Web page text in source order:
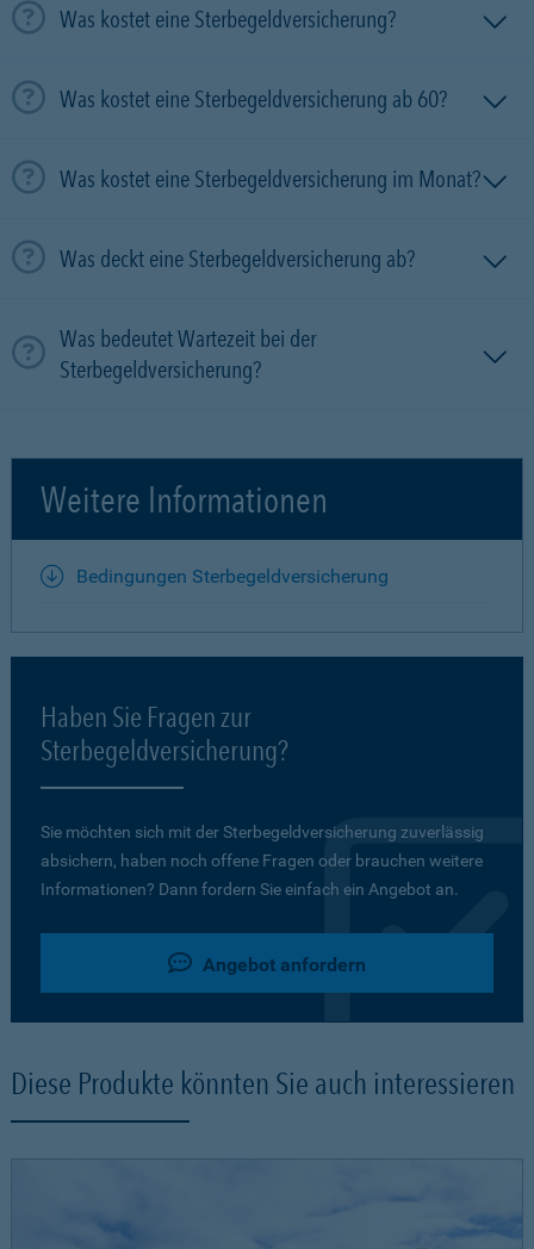
Was kostet eine Sterbegeldversicherung?
Was kostet eine Sterbegeldversicherung ab 60?
Was kostet eine Sterbegeldversicherung im Monat?
Was deckt eine Sterbegeldversicherung ab?
Was bedeutet Wartezeit bei der
Sterbegeldversicherung?
Weitere Informationen
Bedingungen Sterbegeldversicherung
Haben Sie Fragen zur
Sterbegeldversicherung?
Sie möchten sich mit der Sterbegeldversicherung zuverlässig
absichern, haben noch offene Fragen oder brauchen weitere
Informationen? Dann fordern Sie einfach ein Angebot an.
Angebot anfordern
Diese Produkte könnten Sie auch interessieren